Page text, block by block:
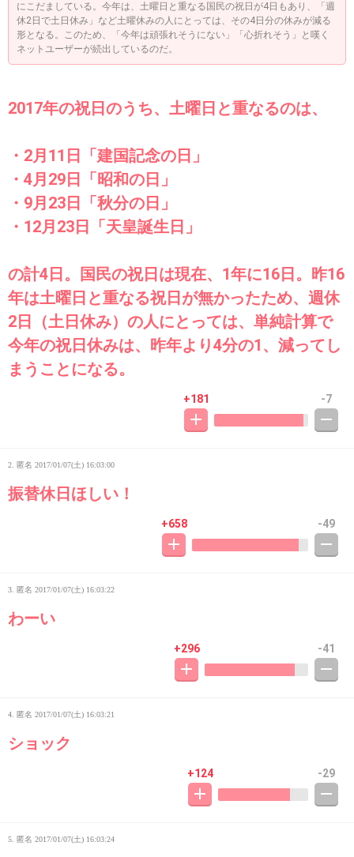
にこだましている。今年は、土曜日と重なる国民の祝日が4日もあり、「週
休2日で土日休み」など土曜休みの人にとっては、その4日分の休みが減る
形となる。このため、「今年は頑張れそうにない」「心折れそう」と嘆く
ネットユーザーが続出しているのだ。
2017年の祝日のうち、土曜日と重なるのは、
・2月11日「建国記念の日」
・4月29日「昭和の日」
・9月23日「秋分の日」
・12月23日「天皇誕生日」
の計4日。国民の祝日は現在、1年に16日。昨16
年は土曜日と重なる祝日が無かったため、週休
2日（土日休み）の人にとっては、単純計算で
今年の祝日休みは、昨年より4分の1、減ってし
まうことになる。
+181 -7
2. 匿名 2017/01/07(土) 16:03:00
振替休日ほしい！
+658 -49
3. 匿名 2017/01/07(土) 16:03:22
わーい
+296 -41
4. 匿名 2017/01/07(土) 16:03:21
ショック
+124 -29
5. 匿名 2017/01/07(土) 16:03:24